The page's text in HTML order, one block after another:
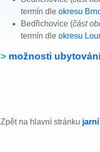
termín dle okresu
Bedřichovice (část
termín dle okresu
> možnosti
Zpět na hlavní stránku